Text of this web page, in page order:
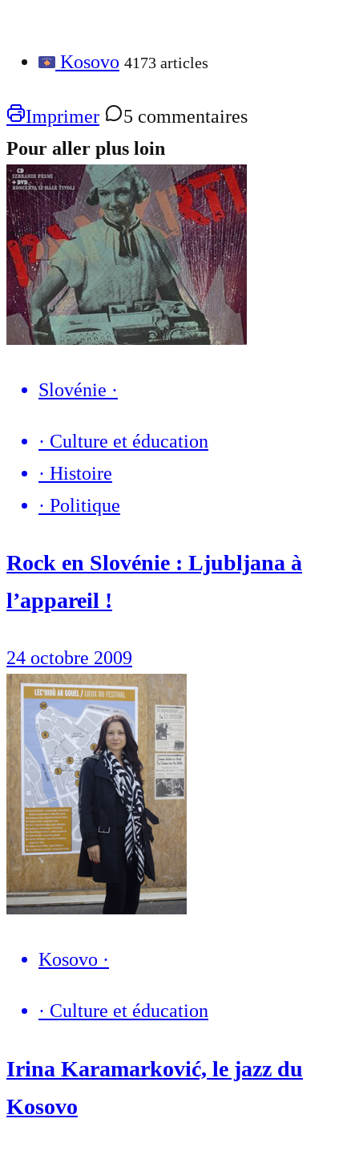
Kosovo 4173 articles
Imprimer
5 commentaires
Pour aller plus loin
Slovénie ·
· Culture et éducation
· Histoire
· Politique
Rock en Slovénie : Ljubljana à
l’appareil !
24 octobre 2009
Kosovo ·
· Culture et éducation
Irina Karamarković, le jazz du
Kosovo